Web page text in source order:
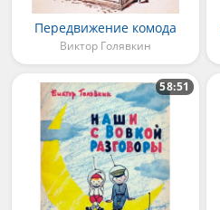
Передвижение комода
Виктор Голявкин
58:51